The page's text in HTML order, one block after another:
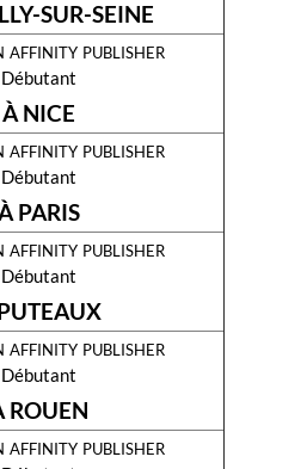
SUR-SEINE
affinity publisher
Débutant
À NICE
affinity publisher
Débutant
PARIS
affinity publisher
Débutant
affinity publisher
Débutant
ROUEN
affinity publisher